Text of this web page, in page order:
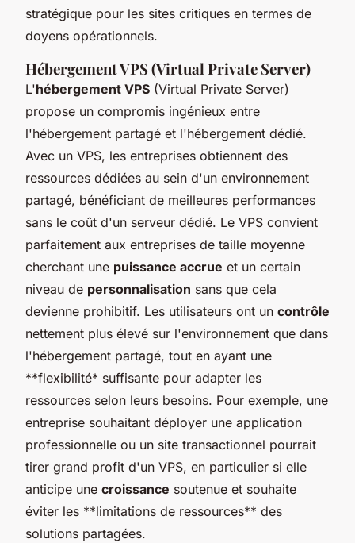
stratégique pour les sites critiques en termes de
doyens opérationnels.
Hébergement VPS (Virtual Private Server)
L'hébergement VPS (Virtual Private Server)
propose un compromis ingénieux entre
l'hébergement partagé et l'hébergement dédié.
Avec un VPS, les entreprises obtiennent des
ressources dédiées au sein d'un environnement
partagé, bénéficiant de meilleures performances
sans le coût d'un serveur dédié. Le VPS convient
parfaitement aux entreprises de taille moyenne
cherchant une puissance accrue et un certain
niveau de personnalisation sans que cela
devienne prohibitif. Les utilisateurs ont un contrôle
nettement plus élevé sur l'environnement que dans
l'hébergement partagé, tout en ayant une
**flexibilité* suffisante pour adapter les
ressources selon leurs besoins. Pour exemple, une
entreprise souhaitant déployer une application
professionnelle ou un site transactionnel pourrait
tirer grand profit d'un VPS, en particulier si elle
anticipe une croissance soutenue et souhaite
éviter les **limitations de ressources** des
solutions partagées.